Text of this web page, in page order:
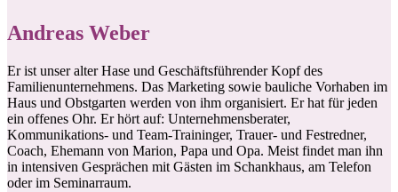
Andreas Weber
Er ist unser alter Hase und Geschäftsführender Kopf des
Familienunternehmens. Das Marketing sowie bauliche Vorhaben im
Haus und Obstgarten werden von ihm organisiert. Er hat für jeden
ein offenes Ohr. Er hört auf: Unternehmensberater,
Kommunikations- und Team-Traininger, Trauer- und Festredner,
Coach, Ehemann von Marion, Papa und Opa. Meist findet man ihn
in intensiven Gesprächen mit Gästen im Schankhaus, am Telefon
oder im Seminarraum.